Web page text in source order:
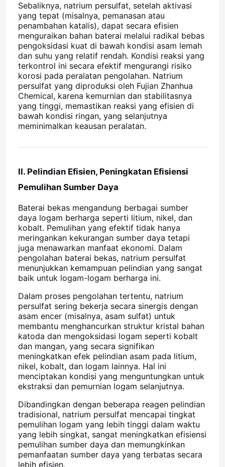
Rumah
Produk
Video
Sebaliknya, natrium persulfat, setelah aktivasi
yang tepat (misalnya, pemanasan atau
penambahan katalis), dapat secara efisien
menguraikan bahan baterai melalui radikal bebas
pengoksidasi kuat di bawah kondisi asam lemah
dan suhu yang relatif rendah. Kondisi reaksi yang
terkontrol ini secara efektif mengurangi risiko
korosi pada peralatan pengolahan. Natrium
persulfat yang diproduksi oleh Fujian Zhanhua
Chemical, karena kemurnian dan stabilitasnya
yang tinggi, memastikan reaksi yang efisien di
bawah kondisi ringan, yang selanjutnya
meminimalkan keausan peralatan.
II. Pelindian Efisien, Peningkatan Efisiensi
Pemulihan Sumber Daya
Baterai bekas mengandung berbagai sumber
daya logam berharga seperti litium, nikel, dan
kobalt. Pemulihan yang efektif tidak hanya
meringankan kekurangan sumber daya tetapi
juga menawarkan manfaat ekonomi. Dalam
pengolahan baterai bekas, natrium persulfat
menunjukkan kemampuan pelindian yang sangat
baik untuk logam-logam berharga ini.
Dalam proses pengolahan tertentu, natrium
persulfat sering bekerja secara sinergis dengan
asam encer (misalnya, asam sulfat) untuk
membantu menghancurkan struktur kristal bahan
katoda dan mengoksidasi logam seperti kobalt
dan mangan, yang secara signifikan
meningkatkan efek pelindian asam pada litium,
nikel, kobalt, dan logam lainnya. Hal ini
menciptakan kondisi yang menguntungkan untuk
ekstraksi dan pemurnian logam selanjutnya.
Dibandingkan dengan beberapa reagen pelindian
tradisional, natrium persulfat mencapai tingkat
pemulihan logam yang lebih tinggi dalam waktu
yang lebih singkat, sangat meningkatkan efisiensi
pemulihan sumber daya dan memungkinkan
pemanfaatan sumber daya yang terbatas secara
lebih efisien.